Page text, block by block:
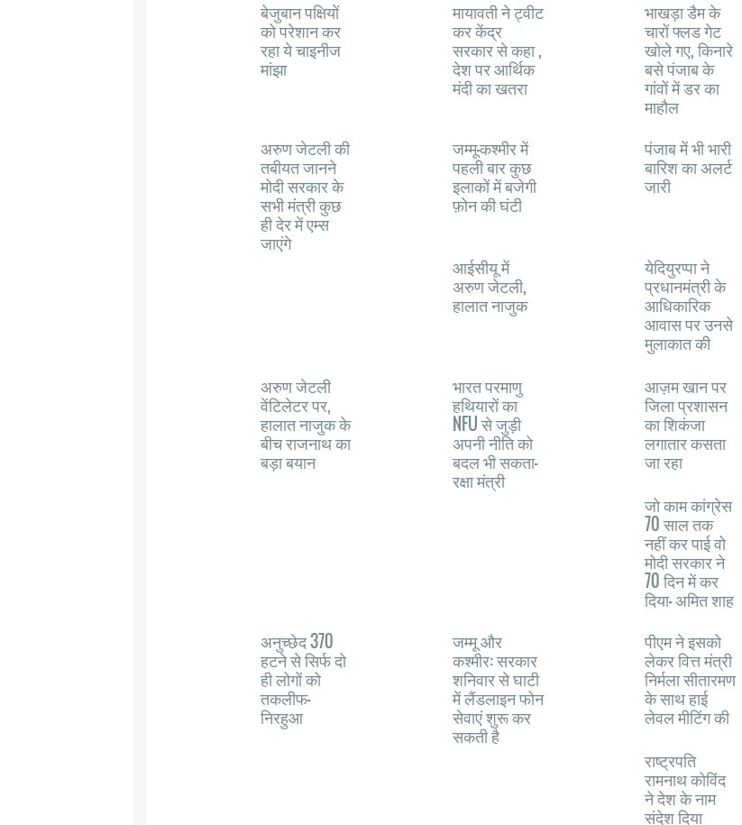
बेजुबान पक्षियों
को परेशान कर
रहा ये चाइनीज
मांझा
मायावती ने ट्वीट
कर केंद्र
सरकार से कहा ,
देश पर आर्थिक
मंदी का खतरा
भाखड़ा डैम के
चारों फ्लड गेट
खोले गए, किनारे
बसे पंजाब के
गांवों में डर का
माहौल
अरुण जेटली की
तबीयत जानने
मोदी सरकार के
सभी मंत्री कुछ
ही देर में एम्स
जाएंगे
जम्मू-कश्मीर में
पहली बार कुछ
इलाकों में बजेगी
फ़ोन की घंटी
पंजाब में भी भारी
बारिश का अलर्ट
जारी
आईसीयू में
अरुण जेटली,
हालात नाजुक
येदियुरप्पा ने
प्रधानमंत्री के
आधिकारिक
आवास पर उनसे
मुलाकात की
अरुण जेटली
वेंटिलेटर पर,
हालात नाजुक के
बीच राजनाथ का
बड़ा बयान
भारत परमाणु
हथियारों का
NFU से जुड़ी
अपनी नीति को
बदल भी सकता-
रक्षा मंत्री
आज़म खान पर
जिला प्रशासन
का शिकंजा
लगातार कसता
जा रहा
जो काम कांग्रेस
70 साल तक
नहीं कर पाई वो
मोदी सरकार ने
70 दिन में कर
दिया- अमित शाह
अनुच्छेद 370
हटने से सिर्फ दो
ही लोगों को
तकलीफ-
निरहुआ
जम्मू और
कश्मीर: सरकार
शनिवार से घाटी
में लैंडलाइन फोन
सेवाएं शुरू कर
सकती है
पीएम ने इसको
लेकर वित्त मंत्री
निर्मला सीतारमण
के साथ हाई
लेवल मीटिंग की
राष्ट्रपति
रामनाथ कोविंद
ने देश के नाम
संदेश दिया